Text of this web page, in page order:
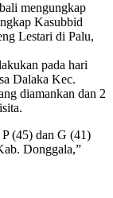
mengungkap
Kasubbid
Lestari di Palu,
pada hari
Dalaka Kec.
diamankan dan 2
(45) dan G (41)
Donggala,”